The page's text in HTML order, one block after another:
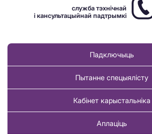
служба тэхнічнай
і кансультацыйнай падтрымкі
Падключыць
Пытанне спецыялісту
Кабінет карыстальніка
Аплаціць